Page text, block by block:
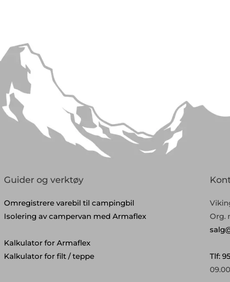
Guider og verktøy
Omregistrere varebil til campingbil
Isolering av campervan med Armaflex
Kalkulator for Armaflex
Kalkulator for filt / teppe
Org.
Tlf: